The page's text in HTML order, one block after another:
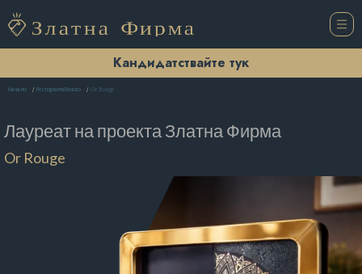
Кандидатствайте тук
Начало Ресторанти Банско Or Rouge
Лауреат на проектаЗлатна Фирма
Or Rouge